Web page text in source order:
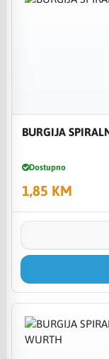
BURGIJA
Dostupno
1,85 KM